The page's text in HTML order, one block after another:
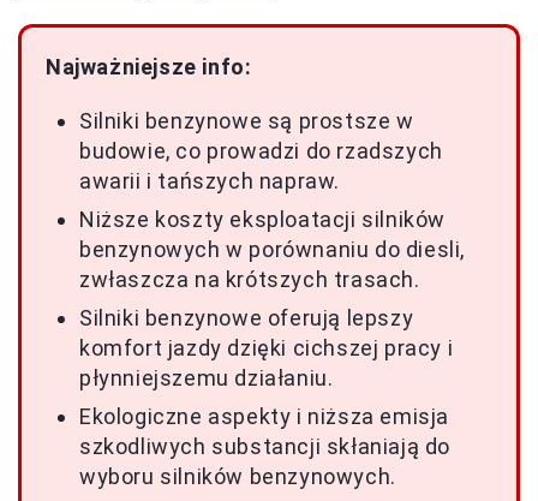
Najważniejsze info:
Silniki benzynowe są prostsze w
budowie, co prowadzi do rzadszych
awarii i tańszych napraw.
Niższe koszty eksploatacji silników
benzynowych w porównaniu do diesli,
zwłaszcza na krótszych trasach.
Silniki benzynowe oferują lepszy
komfort jazdy dzięki cichszej pracy i
płynniejszemu działaniu.
Ekologiczne aspekty i niższa emisja
szkodliwych substancji skłaniają do
wyboru silników benzynowych.